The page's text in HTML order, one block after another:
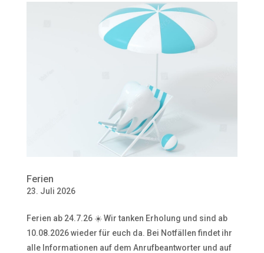
Ferien
23. Juli 2026
Ferien ab 24.7.26 ☀️ Wir tanken Erholung und sind ab
10.08.2026 wieder für euch da. Bei Notfällen findet ihr
alle Informationen auf dem Anrufbeantworter und auf